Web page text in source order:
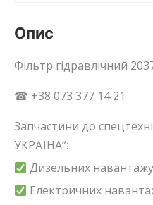
Опис
Фільтр гідравлічний
☎ +38 073 377 14 21
Запчастини до
УКРАЇНА”:
Дизельних
Електричних